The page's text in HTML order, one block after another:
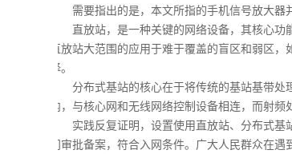
需要指出的是，本文所指的手机信号放大器
直放站，是一种关键的网络设备，其核心功
直放站大范围的应用于难于覆盖的盲区和弱区
择。
分布式基站的核心在于将传统的基站基带处
内，与核心网和无线网络控制设备相连，而射
实践反复证明，设置使用直放站、分布式基
门审批备案，符合入网条件。广大人民群众在